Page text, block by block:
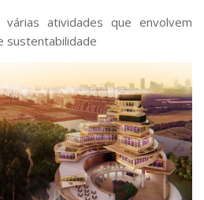
atividades que envolvem
sustentabilidade